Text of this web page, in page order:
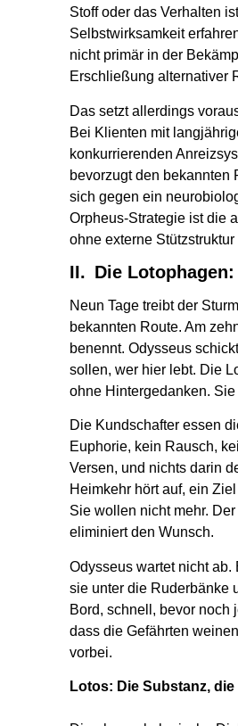
Stoff oder das Verhalten
Selbstwirksamkeit
nicht primär in der
Erschließung alternativer
Das setzt allerdings
Bei Klienten mit
konkurrierenden
bevorzugt den bekannten
sich gegen ein
Orpheus-Strategie ist die
ohne externe Stützstruktur
II. Die Lotophagen:
Neun Tage treibt der
bekannten Route. Am
benennt. Odysseus
sollen, wer hier lebt. Die
ohne Hintergedanken.
Die Kundschafter essen
Euphorie, kein Rausch,
Versen, und nichts darin
Heimkehr hört auf, ein
Sie wollen nicht mehr.
eliminiert den Wunsch.
Odysseus wartet nicht
sie unter die Ruderbänke
Bord, schnell, bevor noch
dass die Gefährten
vorbei.
Lotos: Die Substanz,